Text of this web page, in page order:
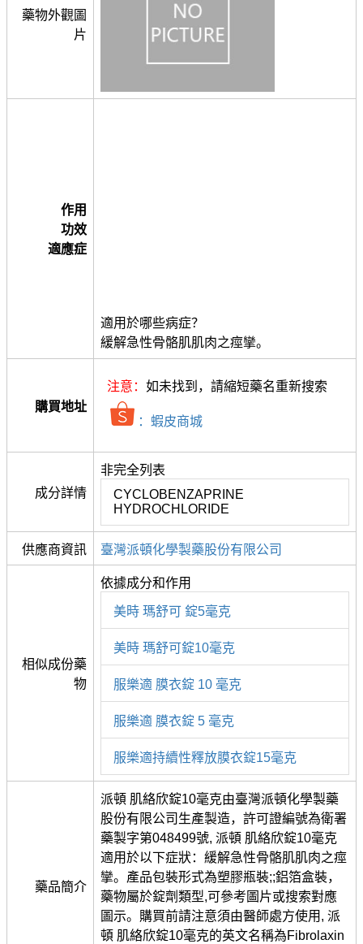
藥物外觀圖
片
作用
功效
適應症
適用於哪些病症？
緩解急性骨骼肌肌肉之痙攣。
購買地址
注意： 如未找到，請縮短藥名重新搜索
：蝦皮商城
成分詳情
非完全列表
CYCLOBENZAPRINE
HYDROCHLORIDE
供應商資訊 臺灣派頓化學製藥股份有限公司
相似成份藥
物
依據成分和作用
美時 瑪舒可 錠5毫克
美時 瑪舒可錠10毫克
服樂適 膜衣錠 10 毫克
服樂適 膜衣錠 5 毫克
服樂適持續性釋放膜衣錠15毫克
藥品簡介
派頓 肌絡欣錠10毫克由臺灣派頓化學製藥
股份有限公司生產製造，許可證編號為衛署
藥製字第048499號, 派頓 肌絡欣錠10毫克
適用於以下症狀：緩解急性骨骼肌肌肉之痙
攣。產品包裝形式為塑膠瓶裝;;鋁箔盒裝，
藥物屬於錠劑類型,可參考圖片或搜索對應
圖示。購買前請注意須由醫師處方使用, 派
頓 肌絡欣錠10毫克的英文名稱為Fibrolaxin